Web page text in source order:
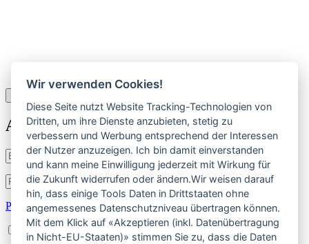
Wir verwenden Cookies!
Diese Seite nutzt Website Tracking-Technologien von
Dritten, um ihre Dienste anzubieten, stetig zu
verbessern und Werbung entsprechend der Interessen
der Nutzer anzuzeigen. Ich bin damit einverstanden
und kann meine Einwilligung jederzeit mit Wirkung für
die Zukunft widerrufen oder ändern.Wir weisen darauf
hin, dass einige Tools Daten in Drittstaaten ohne
angemessenes Datenschutzniveau übertragen können.
Mit dem Klick auf «Akzeptieren (inkl. Datenübertragung
in Nicht-EU-Staaten)» stimmen Sie zu, dass die Daten
Anmelden
Benutzername
oder
E-
Mail-
Adresse*
Erforderlich
Passwort*
Erforderlich
Passwort vergessen?
Angemeldet bleiben